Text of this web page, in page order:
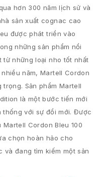
hơn 300 năm lịch sử và
sản xuất cognac cao
được phát triển vào
những sản phẩm nổi
những loại nho tốt nhất
năm, Martell Cordon
Sản phẩm Martell
là một bước tiến mới
với sự đổi mới. Được
Cordon Bleu 100
chọn hoàn hảo cho
đang tìm kiếm một sản